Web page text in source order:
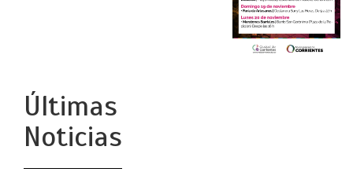
Últimas
Noticias